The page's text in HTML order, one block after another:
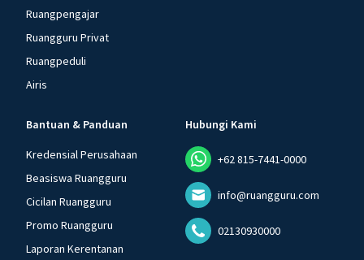
Ruangpengajar
Ruangguru Privat
Ruangpeduli
Airis
Bantuan & Panduan
Kredensial Perusahaan
Beasiswa Ruangguru
Cicilan Ruangguru
Promo Ruangguru
Laporan Kerentanan
Hubungi Kami
+62 815-7441-0000
info@ruangguru.com
02130930000